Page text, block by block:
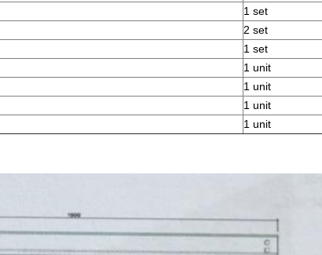
1 set
2 set
1 set
1 unit
1 unit
1 unit
1 unit